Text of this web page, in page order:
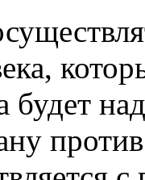
будет